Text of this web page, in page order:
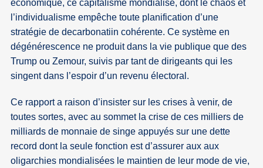
économique, ce capitalisme mondialisé, dont le chaos et
l’individualisme empêche toute planification d’une
stratégie de decarbonatiin cohérente. Ce système en
dégénérescence ne produit dans la vie publique que des
Trump ou Zemour, suivis par tant de dirigeants qui les
singent dans l’espoir d’un revenu électoral.
Ce rapport a raison d’insister sur les crises à venir, de
toutes sortes, avec au sommet la crise de ces milliers de
milliards de monnaie de singe appuyés sur une dette
record dont la seule fonction est d’assurer aux aux
oligarchies mondialisées le maintien de leur mode de vie,